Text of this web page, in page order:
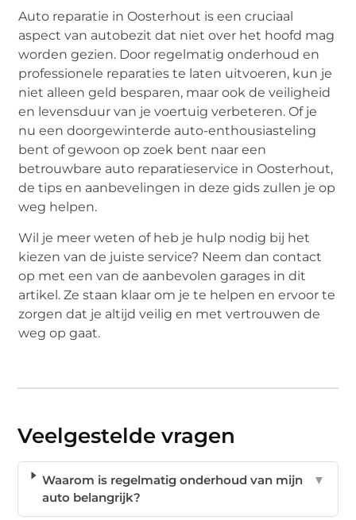
Auto reparatie in Oosterhout is een cruciaal
aspect van autobezit dat niet over het hoofd mag
worden gezien. Door regelmatig onderhoud en
professionele reparaties te laten uitvoeren, kun je
niet alleen geld besparen, maar ook de veiligheid
en levensduur van je voertuig verbeteren. Of je
nu een doorgewinterde auto-enthousiasteling
bent of gewoon op zoek bent naar een
betrouwbare auto reparatieservice in Oosterhout,
de tips en aanbevelingen in deze gids zullen je op
weg helpen.
Wil je meer weten of heb je hulp nodig bij het
kiezen van de juiste service? Neem dan contact
op met een van de aanbevolen garages in dit
artikel. Ze staan klaar om je te helpen en ervoor te
zorgen dat je altijd veilig en met vertrouwen de
weg op gaat.
Veelgestelde vragen
Waarom is regelmatig onderhoud van mijn
auto belangrijk?
▼